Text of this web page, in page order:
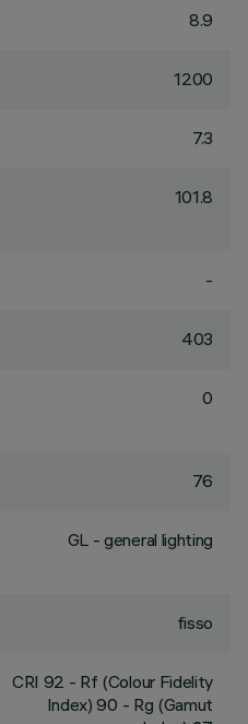
8.9
1200
7.3
101.8
-
403
0
76
GL - general lighting
fisso
CRI 92 - Rf (Colour Fidelity
Index) 90 - Rg (Gamut